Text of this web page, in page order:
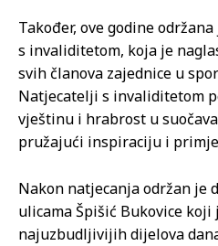
Također, ove godine
s invaliditetom, koja je
svih članova zajednice u
Natjecatelji s invaliditetom
vještinu i hrabrost u
pružajući inspiraciju i
Nakon natjecanja održan je
ulicama Špišić Bukovice koji
najuzbudljivijih dijelova